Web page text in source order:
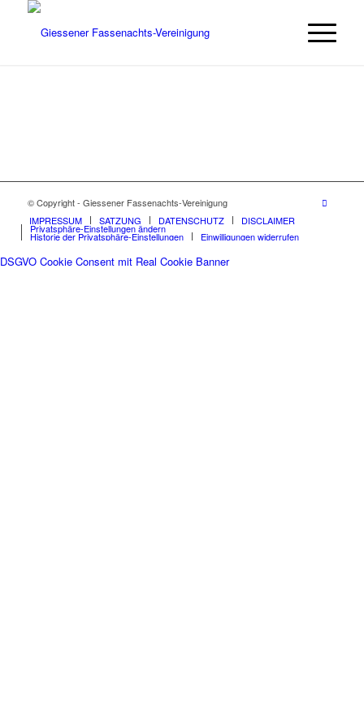
© Copyright - Giessener Fassenachts-Vereinigung
IMPRESSUM
SATZUNG DATENSCHUTZ DISCLAIMER
Privatsphäre-Einstellungen ändern
Historie der Privatsphäre-Einstellungen Einwilligungen widerrufen
DSGVO Cookie Consent mit Real Cookie Banner